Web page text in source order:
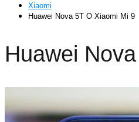
Xiaomi
Huawei Nova 5T O Xiaomi Mi 9
Huawei